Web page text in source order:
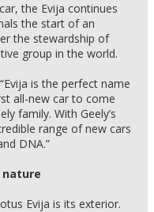
the Evija continues
the start of an
the stewardship of
group in the world.
is the perfect name
all-new car to come
family. With Geely’s
range of new cars
DNA.”
Evija is its exterior.